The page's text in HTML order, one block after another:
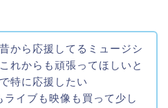
から応援してるミュージシ
れからも頑張ってほしいと
特に応援したい
ライブも映像も買って少し